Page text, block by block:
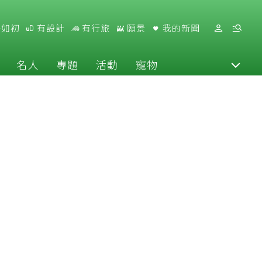
初 有設計 有行旅 願景 我的新聞
名人 專題 活動 寵物